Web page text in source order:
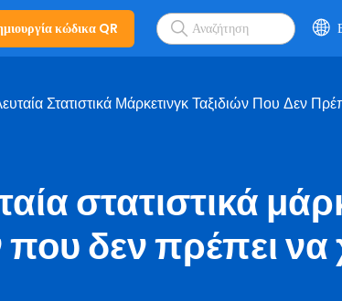
κώδικα QR
Στατιστικά Μάρκετινγκ Ταξιδιών Που Δεν
στατιστικά
που δεν πρέπει να